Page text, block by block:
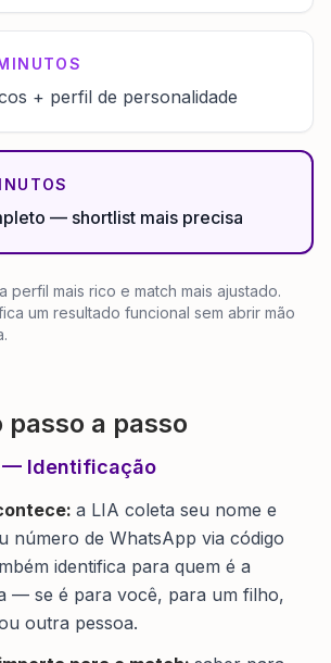
+ perfil de personalidade
— shortlist mais precisa
perfil mais rico e match mais ajustado.
um resultado funcional sem abrir mão
passo a passo
— Identificação
a LIA coleta seu nome e
número de WhatsApp via código
identifica para quem é a
— se é para você, para um filho,
outra pessoa.